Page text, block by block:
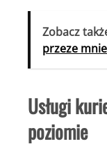
Zobacz
przeze
Usługi
poziomie